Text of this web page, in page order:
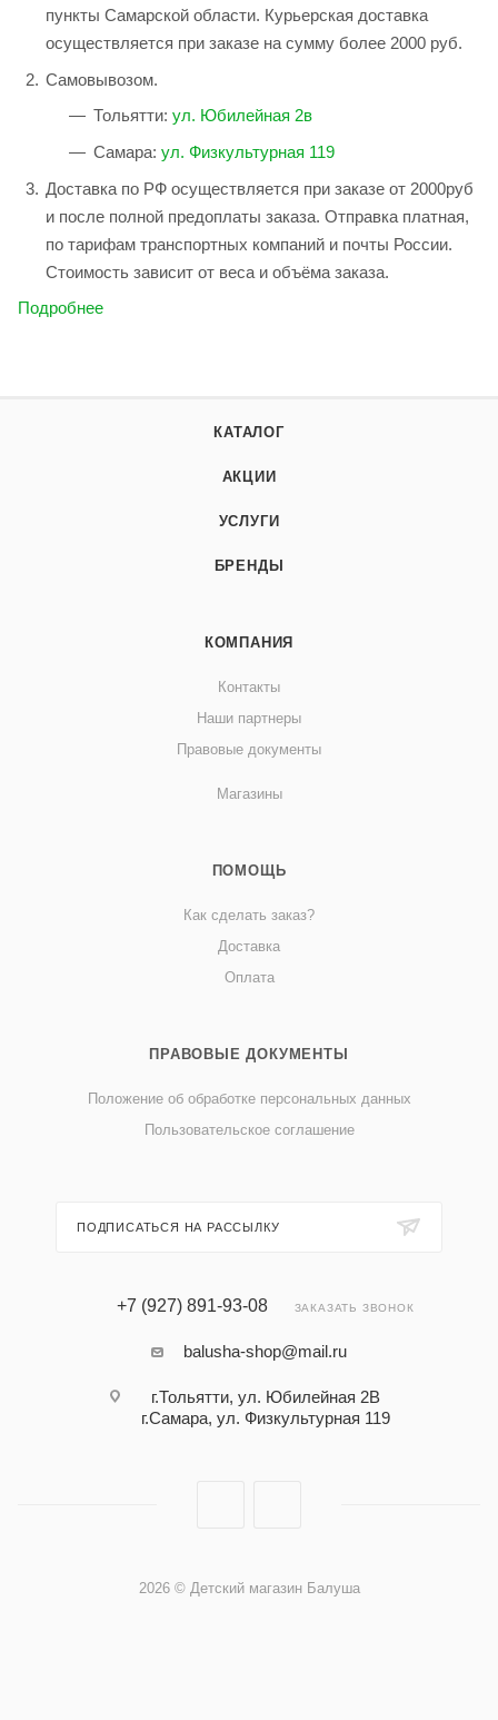
пункты Самарской области. Курьерская доставка
осуществляется при заказе на сумму более 2000 руб.
Самовывозом.
Тольятти: ул. Юбилейная 2в
Самара: ул. Физкультурная 119
Доставка по РФ осуществляется при заказе от 2000руб
и после полной предоплаты заказа. Отправка платная,
по тарифам транспортных компаний и почты России.
Стоимость зависит от веса и объёма заказа.
Подробнее
КАТАЛОГ
АКЦИИ
УСЛУГИ
БРЕНДЫ
КОМПАНИЯ
Контакты
Наши партнеры
Правовые документы
Магазины
ПОМОЩЬ
Как сделать заказ?
Доставка
Оплата
ПРАВОВЫЕ ДОКУМЕНТЫ
Положение об обработке персональных данных
Пользовательское соглашение
ПОДПИСАТЬСЯ НА РАССЫЛКУ
+7 (927) 891-93-08 ЗАКАЗАТЬ ЗВОНОК
balusha-shop@mail.ru
г.Тольятти, ул. Юбилейная 2В
г.Самара, ул. Физкультурная 119
2026 © Детский магазин Балуша